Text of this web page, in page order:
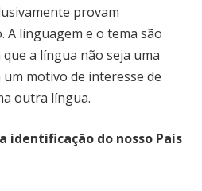
provam
linguagem e o tema são
a língua não seja uma
motivo de interesse de
outra língua.
identificação do nosso País